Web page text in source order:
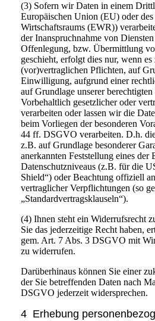
(3) Sofern wir Daten in einem
Europäischen Union (EU) oder des
Wirtschaftsraums (EWR))
der Inanspruchnahme von
Offenlegung, bzw. Übermittlung
geschieht, erfolgt dies nur, wenn
(vor)vertraglichen Pflichten, auf
Einwilligung, aufgrund einer
auf Grundlage unserer berechtigten
Vorbehaltlich gesetzlicher oder
verarbeiten oder lassen wir die
beim Vorliegen der besonderen
44 ff. DSGVO verarbeiten. D.h.
z.B. auf Grundlage besonderer
anerkannten Feststellung eines der
Datenschutzniveaus (z.B. für die
Shield“) oder Beachtung offiziell
vertraglicher Verpflichtungen (so
„Standardvertragsklauseln“).
(4) Ihnen steht ein Widerrufsrecht
Sie das jederzeitige Recht haben,
gem. Art. 7 Abs. 3 DSGVO mit
zu widerrufen.
Darüberhinaus können Sie einer
der Sie betreffenden Daten nach
DSGVO jederzeit widersprechen.
4 Erhebung